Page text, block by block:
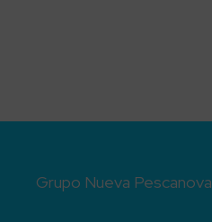
Grupo Nueva Pescanova